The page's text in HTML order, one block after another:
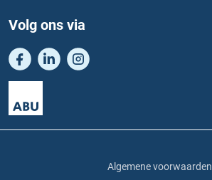
Volg ons via
Algemene voorwaarden